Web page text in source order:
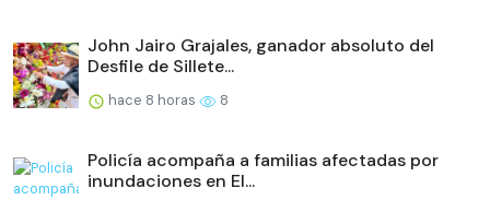
John Jairo Grajales, ganador absoluto del
Desfile de Sillete...
hace 8 horas 8
Policía acompaña a familias afectadas por
inundaciones en El...